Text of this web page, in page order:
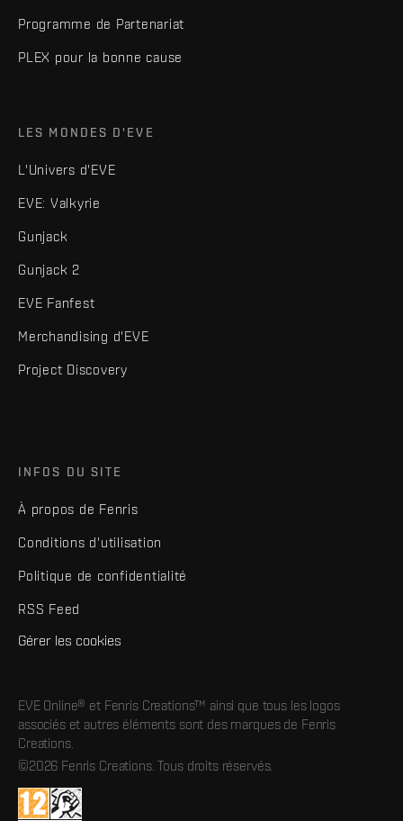
Programme de Partenariat
PLEX pour la bonne cause
LES MONDES D'EVE
L'Univers d'EVE
EVE: Valkyrie
Gunjack
Gunjack 2
EVE Fanfest
Merchandising d'EVE
Project Discovery
INFOS DU SITE
À propos de Fenris
Conditions d'utilisation
Politique de confidentialité
RSS Feed
Gérer les cookies
EVE Online® et Fenris Creations™ ainsi que tous les logos
associés et autres éléments sont des marques de Fenris
Creations.
©2026 Fenris Creations. Tous droits réservés.